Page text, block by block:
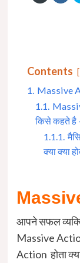
Contents
1. Massive
1.1.
किसे कहते है
1.1.1.
क्या क्या
आपने सफल
Massive
Action होता